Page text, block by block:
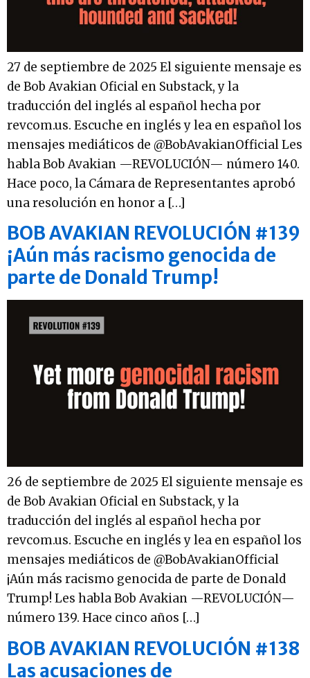
27 de septiembre de 2025 El siguiente mensaje es
de Bob Avakian Oficial en Substack, y la
traducción del inglés al español hecha por
revcom.us. Escuche en inglés y lea en español los
mensajes mediáticos de @BobAvakianOfficial Les
habla Bob Avakian —REVOLUCIÓN— número 140.
Hace poco, la Cámara de Representantes aprobó
una resolución en honor a […]
BOB AVAKIAN REVOLUCIÓN #139
¡Aún más racismo genocida de
parte de Donald Trump!
26 de septiembre de 2025 El siguiente mensaje es
de Bob Avakian Oficial en Substack, y la
traducción del inglés al español hecha por
revcom.us. Escuche en inglés y lea en español los
mensajes mediáticos de @BobAvakianOfficial
¡Aún más racismo genocida de parte de Donald
Trump! Les habla Bob Avakian —REVOLUCIÓN—
número 139. Hace cinco años […]
BOB AVAKIAN REVOLUCIÓN #138
Las acusaciones de